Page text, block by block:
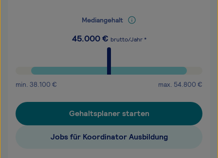
Mediangehalt
45.000€ brutto/Jahr *
min. 38.100 € max. 54.800 €
Gehaltsplaner starten
Jobs für Koordinator Ausbildung